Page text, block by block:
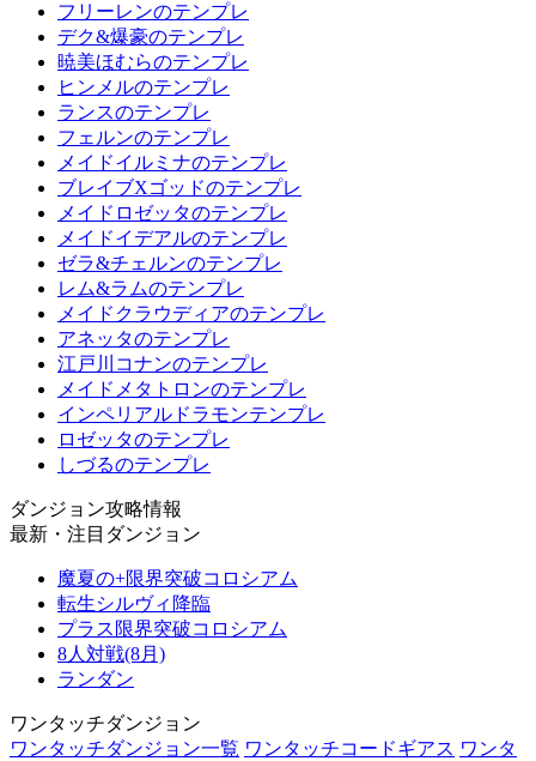
フリーレンのテンプレ
デク&爆豪のテンプレ
暁美ほむらのテンプレ
ヒンメルのテンプレ
ランスのテンプレ
フェルンのテンプレ
メイドイルミナのテンプレ
ブレイブXゴッドのテンプレ
メイドロゼッタのテンプレ
メイドイデアルのテンプレ
ゼラ&チェルンのテンプレ
レム&ラムのテンプレ
メイドクラウディアのテンプレ
アネッタのテンプレ
江戸川コナンのテンプレ
メイドメタトロンのテンプレ
インペリアルドラモンテンプレ
ロゼッタのテンプレ
しづるのテンプレ
ダンジョン攻略情報
最新・注目ダンジョン
魔夏の+限界突破コロシアム
転生シルヴィ降臨
プラス限界突破コロシアム
8人対戦(8月)
ランダン
ワンタッチダンジョン
ワンタッチダンジョン一覧 ワンタッチコードギアス ワンタ